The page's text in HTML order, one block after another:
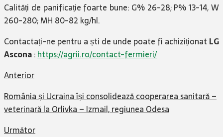
Calități de panificație foarte bune: G% 26-28; P% 13-14, W
260-280; MH 80-82 kg/hl.
Contactați-ne pentru a ști de unde poate fi achiziționat LG
Ascona:https://agrii.ro/contact-fermieri/
Anterior
România și Ucraina își consolidează cooperarea sanitară –
veterinară la Orlivka – Izmail, regiunea Odesa
Următor